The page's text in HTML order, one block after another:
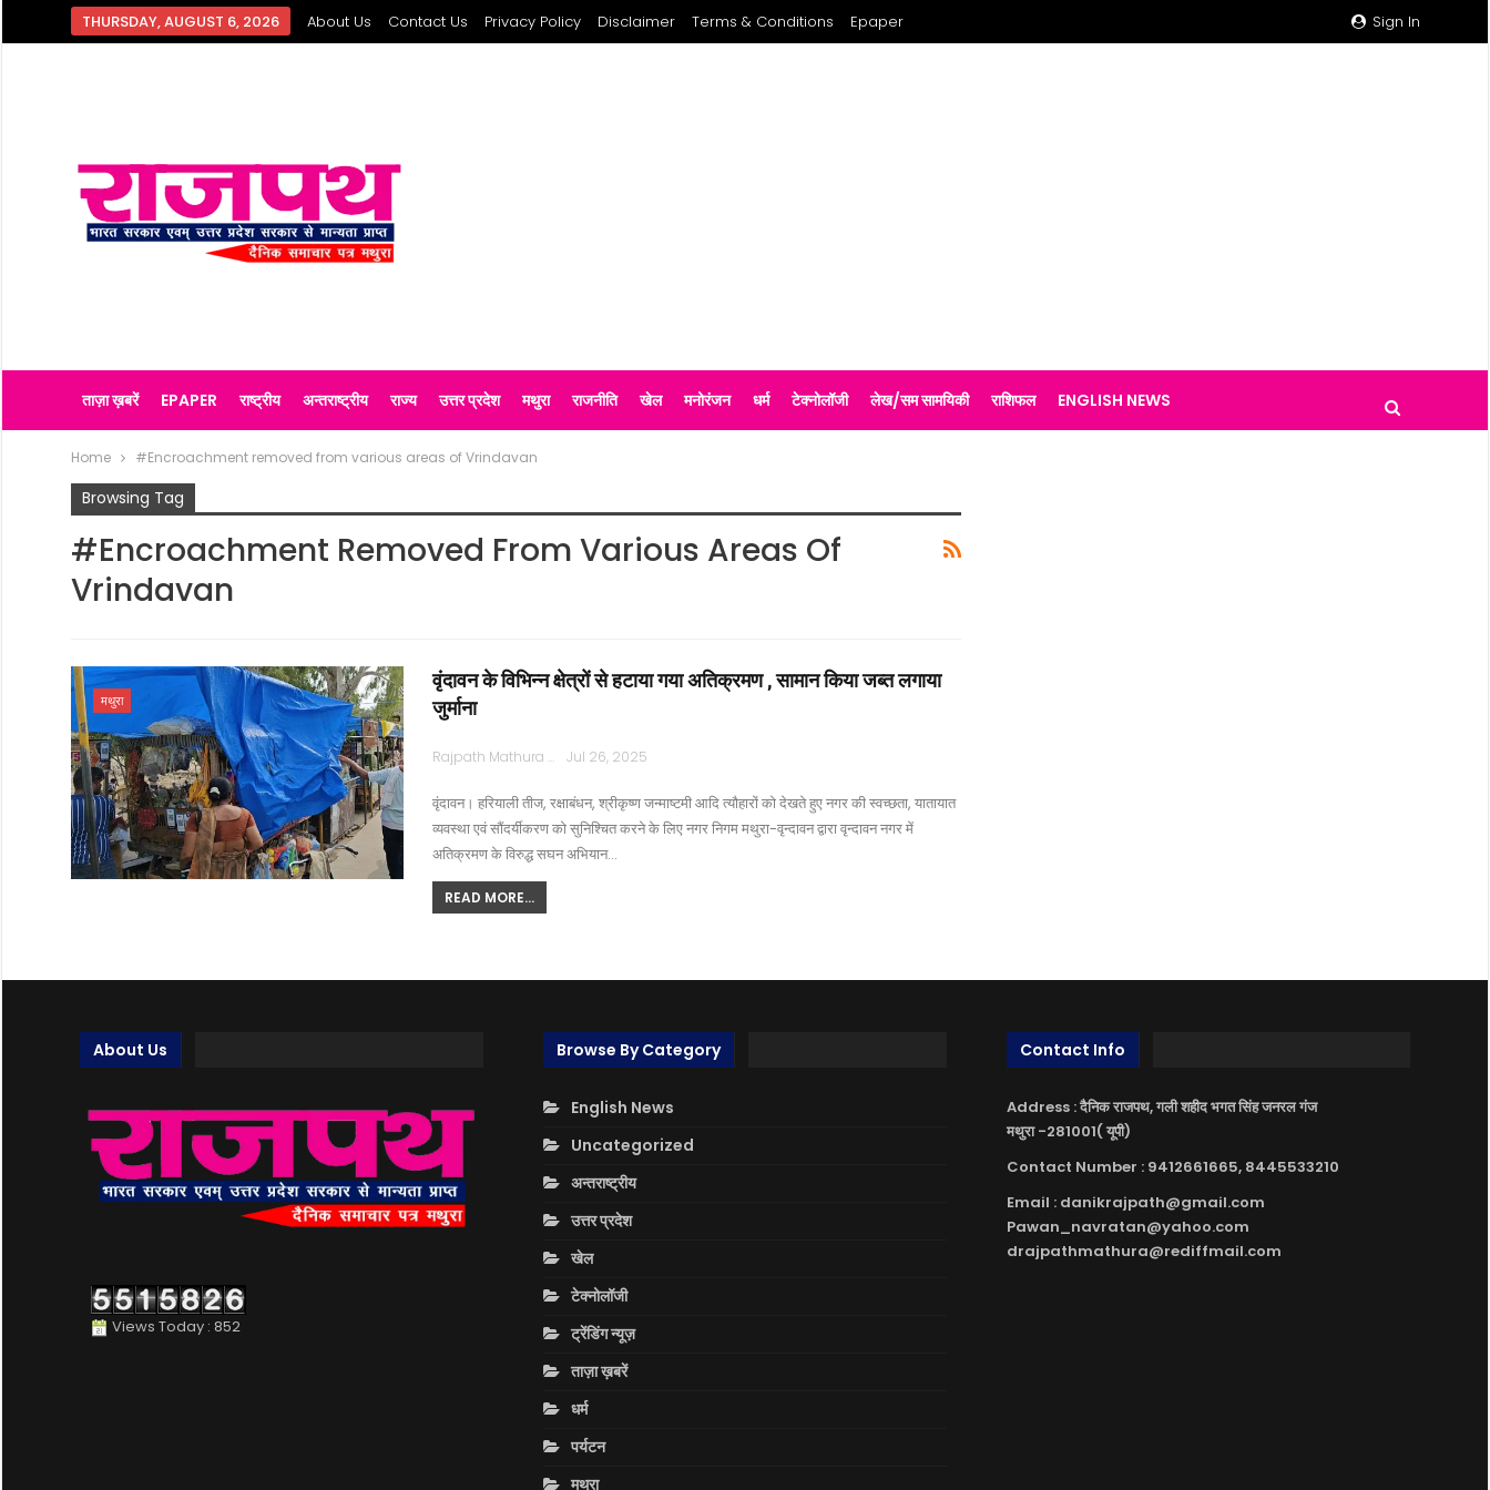
Sign In
THURSDAY, AUGUST 6, 2026 About Us Contact Us Privacy Policy Disclaimer Terms & Conditions Epaper
ताज़ा ख़बरें EPAPER राष्ट्रीय अन्तराष्ट्रीय राज्य उत्तर प्रदेश मथुरा राजनीति खेल मनोरंजन धर्म टेक्नोलॉजी लेख/सम सामयिकी राशिफल ENGLISH NEWS
Home #Encroachment removed from various areas of Vrindavan
Browsing Tag
#Encroachment Removed From Various Areas Of
Vrindavan
मथुरा
वृंदावन के विभिन्न क्षेत्रों से हटाया गया अतिक्रमण , सामान किया जब्त लगाया
जुर्माना
Rajpath Mathura Jul 26, 2025
वृंदावन। हरियाली तीज, रक्षाबंधन, श्रीकृष्ण जन्माष्टमी आदि त्यौहारों को देखते हुए नगर की स्वच्छता, यातायात
व्यवस्था एवं सौंदर्यीकरण को सुनिश्चित करने के लिए नगर निगम मथुरा-वृन्दावन द्वारा वृन्दावन नगर में
अतिक्रमण के विरुद्ध सघन अभियान…
READ MORE...
About Us
Views Today : 852
Browse By Category
English News
Uncategorized
अन्तराष्ट्रीय
उत्तर प्रदेश
खेल
टेक्नोलॉजी
ट्रेंडिंग न्यूज़
ताज़ा ख़बरें
धर्म
पर्यटन
मथुरा
Contact Info
Address : दैनिक राजपथ, गली शहीद भगत सिंह जनरल गंज
मथुरा -281001( यूपी)
Contact Number : 9412661665, 8445533210
Email : danikrajpath@gmail.com
Pawan_navratan@yahoo.com
drajpathmathura@rediffmail.com